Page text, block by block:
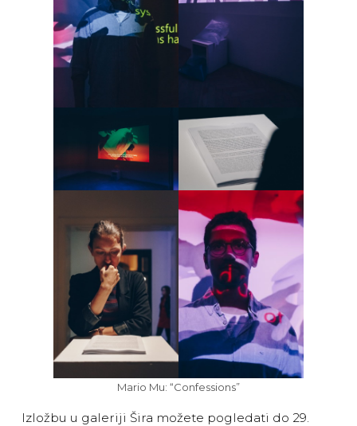
Mario Mu: “Confessions”
Izložbu u galeriji Šira možete pogledati do 29.